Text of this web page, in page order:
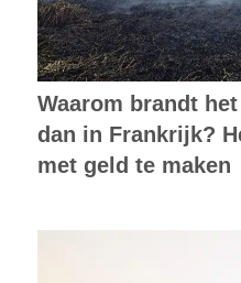
Waarom brandt
dan in Frankrijk?
met geld te maken